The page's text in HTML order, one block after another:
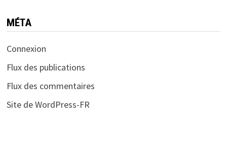
MÉTA
Connexion
Flux des publications
Flux des commentaires
Site de WordPress-FR